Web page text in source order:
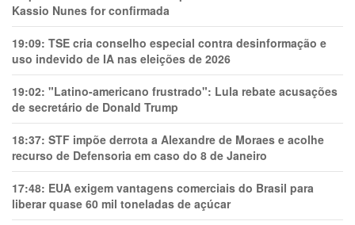
Kassio Nunes for confirmada
19:09: TSE cria conselho especial contra desinformação e
uso indevido de IA nas eleições de 2026
19:02: "Latino-americano frustrado": Lula rebate acusações
de secretário de Donald Trump
18:37: STF impõe derrota a Alexandre de Moraes e acolhe
recurso de Defensoria em caso do 8 de Janeiro
17:48: EUA exigem vantagens comerciais do Brasil para
liberar quase 60 mil toneladas de açúcar